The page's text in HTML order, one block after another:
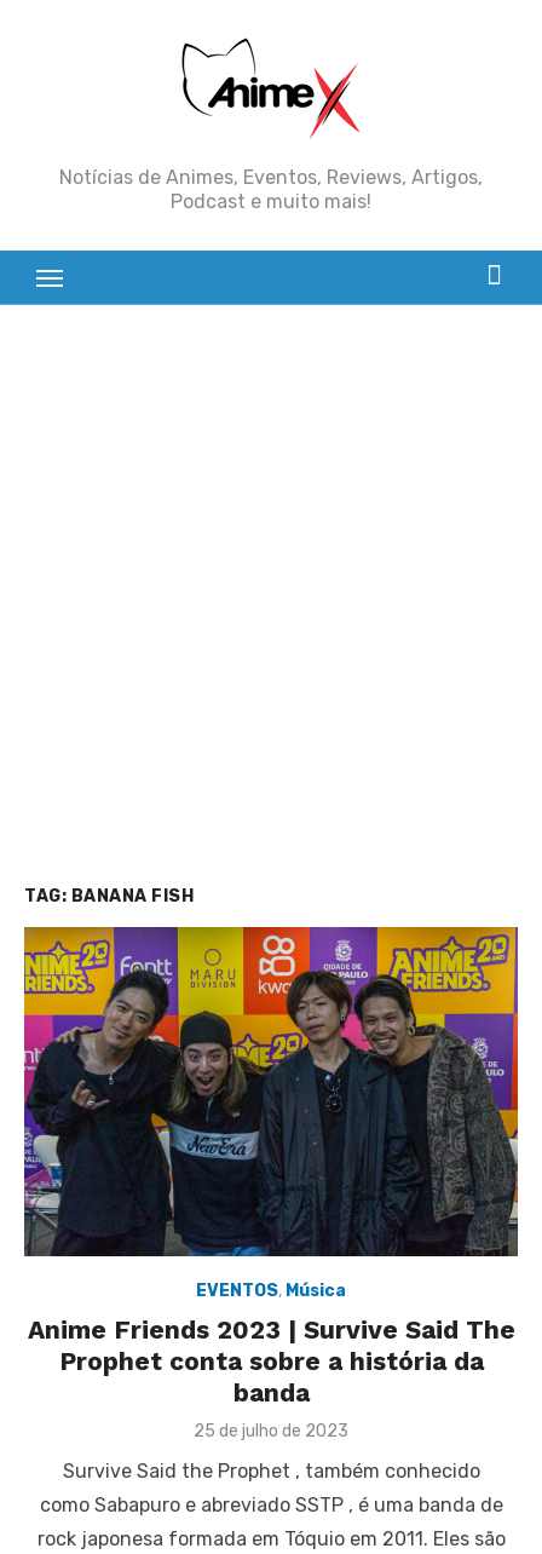
Notícias de Animes, Eventos, Reviews, Artigos,
Podcast e muito mais!
TAG: BANANA FISH
EVENTOS, Música
Anime Friends 2023 | Survive Said The
Prophet conta sobre a história da
banda
Posted
25 de julho de 2023
Survive Said the Prophet , também conhecido
como Sabapuro e abreviado SSTP , é uma banda de
rock japonesa formada em Tóquio em 2011. Eles são